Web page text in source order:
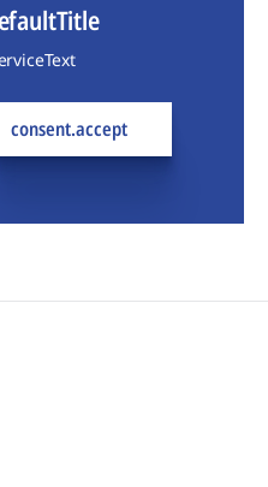
consent.accept